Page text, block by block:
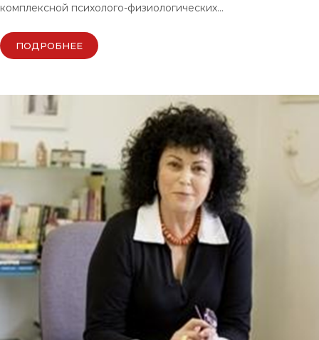
комплексной психолого-физиологических…
ПОДРОБНЕЕ